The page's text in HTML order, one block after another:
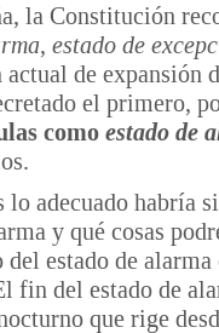
la Constitución
, estado de
de expansión
el primero,
como estado de
adecuado habría
y qué cosas
estado de alarma
fin del estado de
que rige